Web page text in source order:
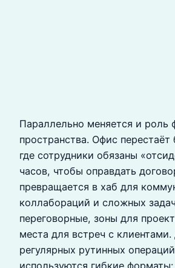
Параллельно меняется и роль
пространства. Офис
где сотрудники обязаны
часов, чтобы оправдать
превращается в хаб для
коллабораций и сложных
переговорные, зоны для
места для встреч с клиентами.
регулярных рутинных